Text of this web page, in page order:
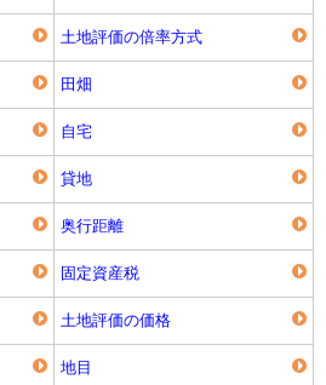
土地評価の倍率方式
田畑
自宅
貸地
奥行距離
固定資産税
土地評価の価格
地目